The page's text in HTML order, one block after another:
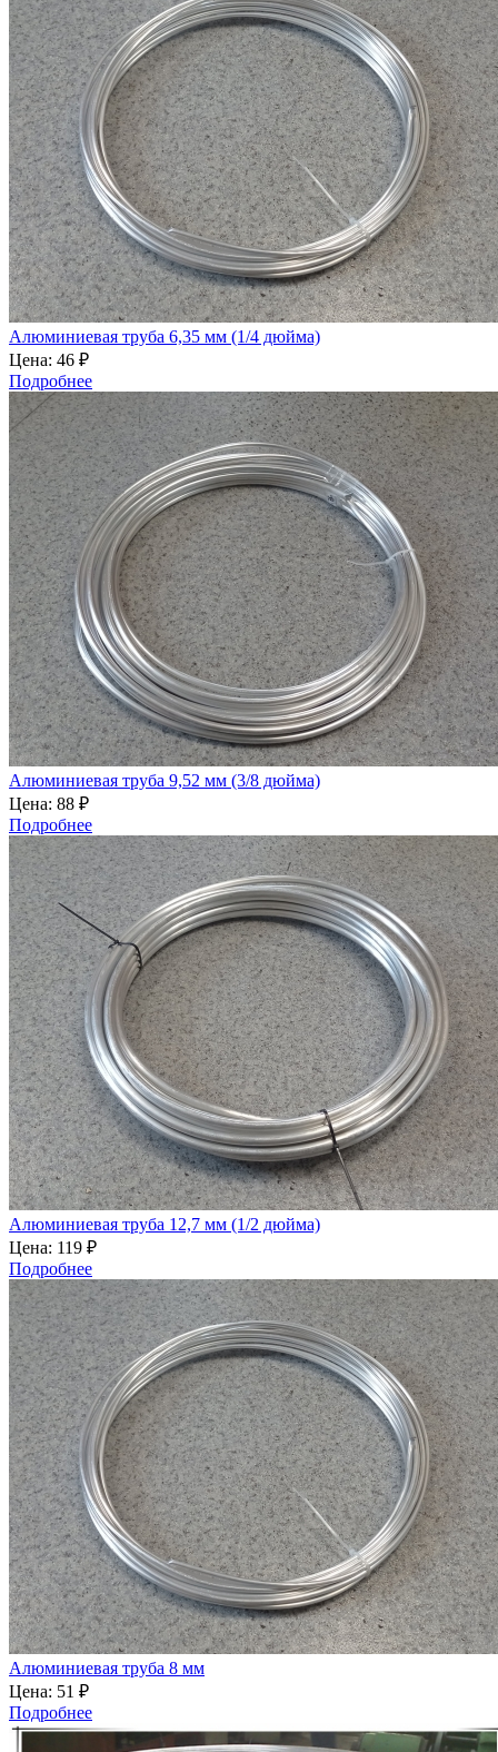
Алюминиевая труба 6,35 мм (1/4 дюйма)
Цена: 46 ₽
Подробнее
Алюминиевая труба 9,52 мм (3/8 дюйма)
Цена: 88 ₽
Подробнее
Алюминиевая труба 12,7 мм (1/2 дюйма)
Цена: 119 ₽
Подробнее
Алюминиевая труба 8 мм
Цена: 51 ₽
Подробнее